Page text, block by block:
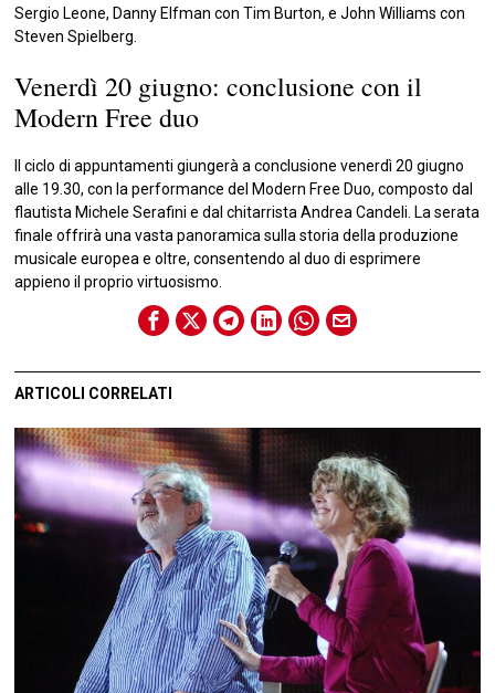
Sergio Leone, Danny Elfman con Tim Burton, e John Williams con
Steven Spielberg.
Venerdì 20 giugno: conclusione con il
Modern Free duo
Il ciclo di appuntamenti giungerà a conclusione venerdì 20 giugno
alle 19.30, con la performance del Modern Free Duo, composto dal
flautista Michele Serafini e dal chitarrista Andrea Candeli. La serata
finale offrirà una vasta panoramica sulla storia della produzione
musicale europea e oltre, consentendo al duo di esprimere
appieno il proprio virtuosismo.
ARTICOLI CORRELATI